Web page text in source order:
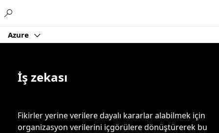
Azure
İş zekası
Fikirler yerine verilere dayalı kararlar alabilmek için
organizasyon verilerini içgörülere dönüştürerek bu